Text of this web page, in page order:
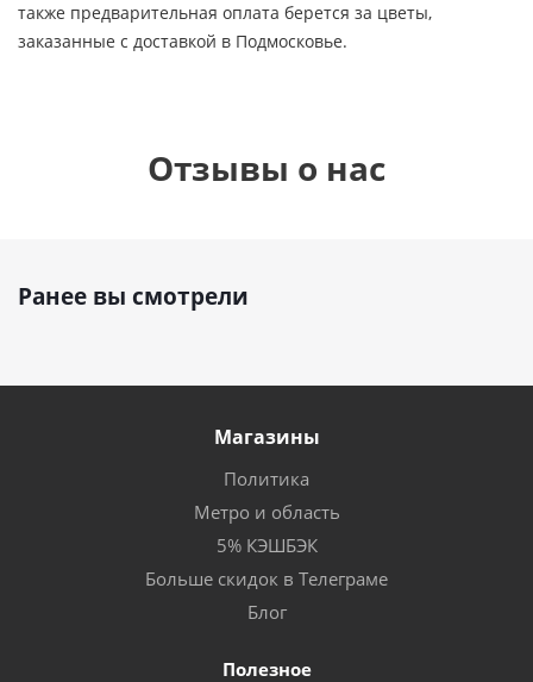
также предварительная оплата берется за цветы,
заказанные с доставкой в Подмосковье.
Отзывы о нас
Ранее вы смотрели
Магазины
Политика
Метро и область
5% КЭШБЭК
Больше скидок в Телеграме
Блог
Полезное